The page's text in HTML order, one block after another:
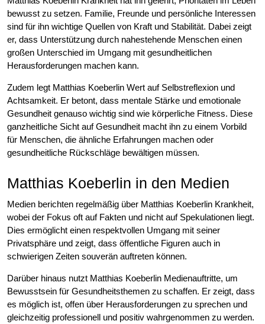
bewusst zu setzen. Familie, Freunde und persönliche Interessen
sind für ihn wichtige Quellen von Kraft und Stabilität. Dabei zeigt
er, dass Unterstützung durch nahestehende Menschen einen
großen Unterschied im Umgang mit gesundheitlichen
Herausforderungen machen kann.
Zudem legt Matthias Koeberlin Wert auf Selbstreflexion und
Achtsamkeit. Er betont, dass mentale Stärke und emotionale
Gesundheit genauso wichtig sind wie körperliche Fitness. Diese
ganzheitliche Sicht auf Gesundheit macht ihn zu einem Vorbild
für Menschen, die ähnliche Erfahrungen machen oder
gesundheitliche Rückschläge bewältigen müssen.
Matthias Koeberlin in den Medien
Medien berichten regelmäßig über Matthias Koeberlin Krankheit,
wobei der Fokus oft auf Fakten und nicht auf Spekulationen liegt.
Dies ermöglicht einen respektvollen Umgang mit seiner
Privatsphäre und zeigt, dass öffentliche Figuren auch in
schwierigen Zeiten souverän auftreten können.
Darüber hinaus nutzt Matthias Koeberlin Medienauftritte, um
Bewusstsein für Gesundheitsthemen zu schaffen. Er zeigt, dass
es möglich ist, offen über Herausforderungen zu sprechen und
gleichzeitig professionell und positiv wahrgenommen zu werden.